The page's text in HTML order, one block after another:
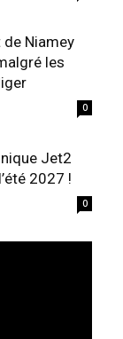
de Niamey
les
0
Jet2
2027 !
0